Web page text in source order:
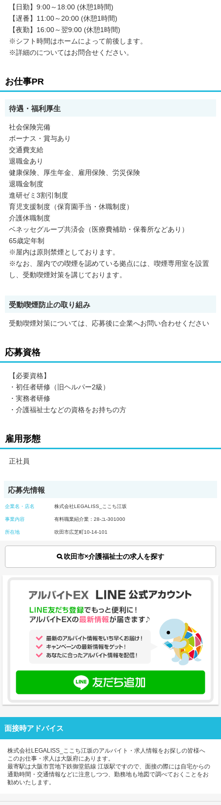
【日勤】9:00～18:00 (休憩1時間)
【遅番】11:00～20:00 (休憩1時間)
【夜勤】16:00～翌9:00 (休憩1時間)
※シフト時間はホームによって前後します。
※詳細のについてはお問合せください。
お仕事PR
待遇・福利厚生
社会保険完備
ボーナス・賞与あり
交通費支給
退職金あり
健康保険、厚生年金、雇用保険、労災保険
退職金制度
進研ゼミ3割引制度
育児支援制度（保育園手当・休職制度）
介護休職制度
ベネッセグループ共済会（医療費補助・保養所などあり）
65歳定年制
※屋内は原則禁煙としております。
※なお、屋内での喫煙を認めている拠点には、喫煙専用室を設置
し、受動喫煙対策を講じております。
受動喫煙防止の取り組み
受動喫煙対策については、応募後に企業へお問い合わせください
応募資格
【必要資格】
・初任者研修（旧ヘルパー2級）
・実務者研修
・介護福祉士などの資格をお持ちの方
雇用形態
正社員
応募先情報
企業名・店名 株式会社LEGALISS_ここち江坂
事業内容 有料職業紹介業：28-ユ-301000
所在地 吹田市広芝町10-14-101
吹田市×介護福祉士の求人を探す
面接時アドバイス
株式会社LEGALISS_ここち江坂のアルバイト・求人情報をお探しの皆様へ
このお仕事・求人は大阪府にあります。
最寄駅は大阪市営地下鉄御堂筋線 江坂駅ですので、面接の際には自宅からの
通勤時間・交通情報などに注意しつつ、勤務地も地図で調べておくことをお
勧めいたします。